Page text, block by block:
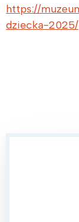
https://
dziecka-2025/